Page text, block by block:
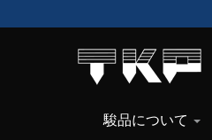
駿品について